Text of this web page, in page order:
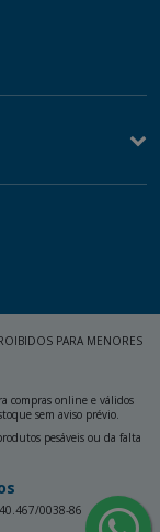
PARA MENORES
compras online e válidos
sem aviso prévio.
pesáveis ou da falta
0038-86